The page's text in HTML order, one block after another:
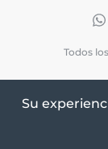
Todos
Su